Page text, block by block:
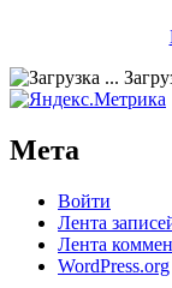
Мета
Войти
Лента
Лента
WordPress.org